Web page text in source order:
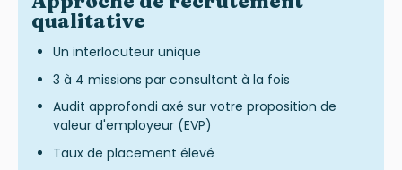
qualitative
Un interlocuteur unique
3 à 4 missions par consultant à la fois
Audit approfondi axé sur votre proposition de
valeur d'employeur (EVP)
Taux de placement élevé